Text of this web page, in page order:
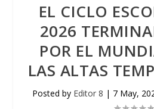
EL CICLO
2026
POR EL
LAS ALTAS
Posted by Editor 8 | 7 May,